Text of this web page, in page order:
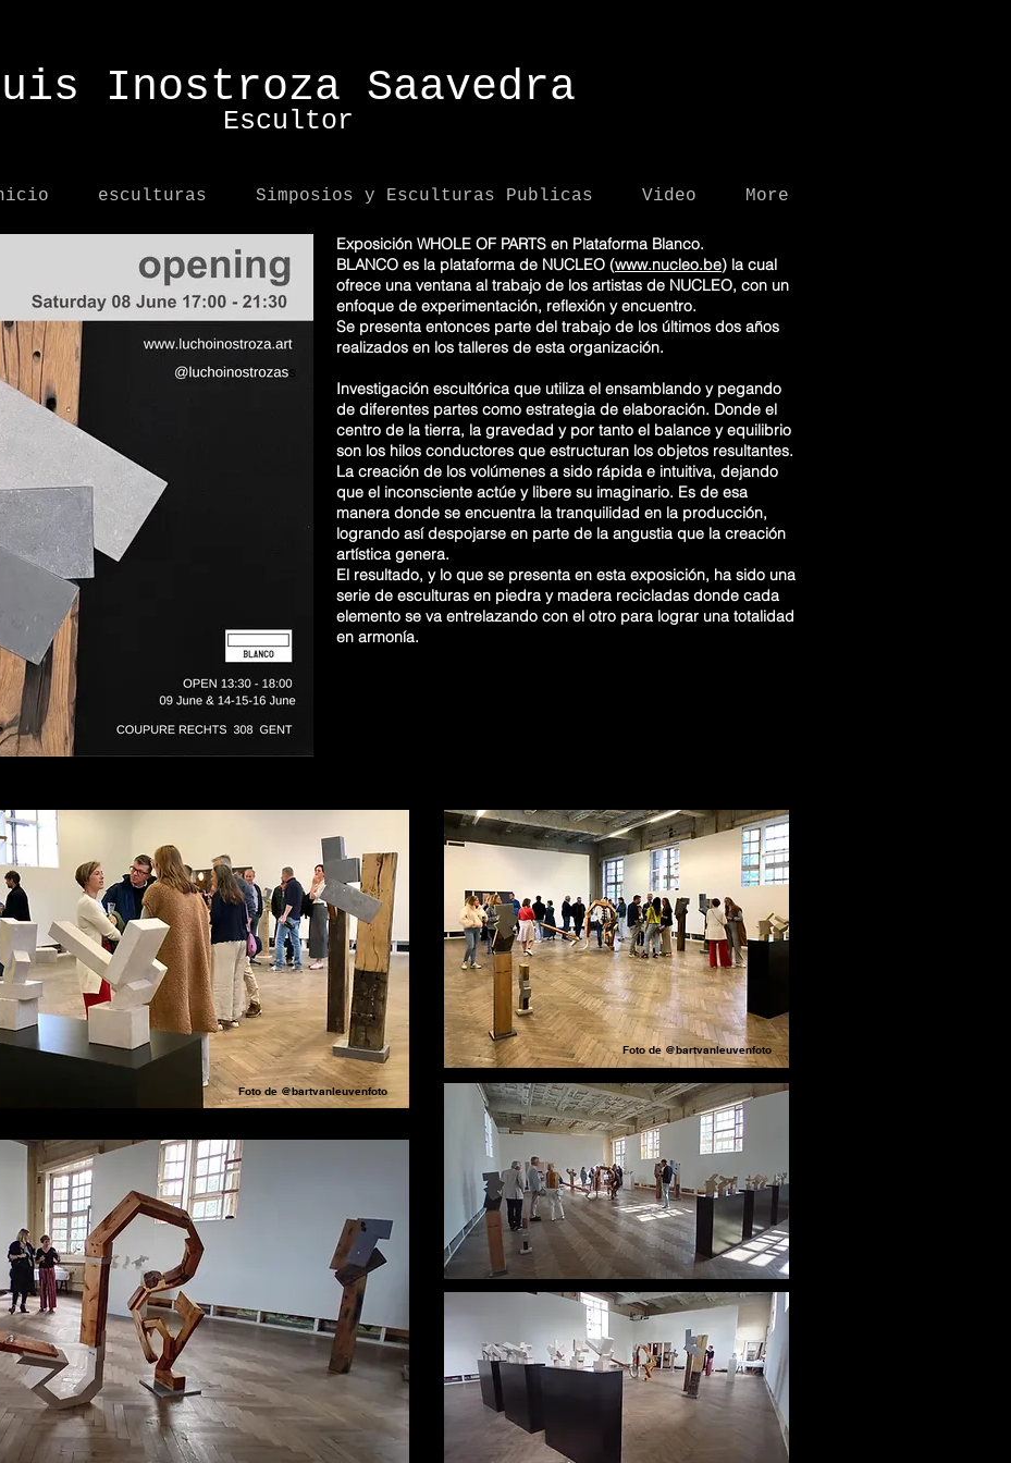
Inostroza Saavedra
Escultor
esculturas Simposios y Esculturas Publicas Video More
Exposición WHOLE OF PARTS en Plataforma Blanco.
BLANCO es la plataforma de NUCLEO (www.nucleo.be) la cual
ofrece una ventana al trabajo de los artistas de NUCLEO, con un
enfoque de experimentación, reflexión y encuentro.
Se presenta entonces parte del trabajo de los últimos dos años
realizados en los talleres de esta organización.
Investigación escultórica que utiliza el ensamblando y pegando
de diferentes partes como estrategia de elaboración. Donde el
centro de la tierra, la gravedad y por tanto el balance y equilibrio
son los hilos conductores que estructuran los objetos resultantes.
La creación de los volúmenes a sido rápida e intuitiva, dejando
que el inconsciente actúe y libere su imaginario. Es de esa
manera donde se encuentra la tranquilidad en la producción,
logrando así despojarse en parte de la angustia que la creación
artística genera.
El resultado, y lo que se presenta en esta exposición, ha sido una
serie de esculturas en piedra y madera recicladas donde cada
elemento se va entrelazando con el otro para lograr una totalidad
en armonía.
Foto de @bartvanleuvenfoto
Foto de @bartvanleuvenfoto